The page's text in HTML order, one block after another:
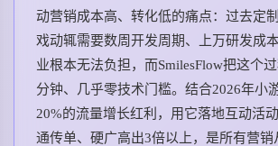
动营销成本高、转化低的痛点：过去定
戏动辄需要数周开发周期、上万研发成
业根本无法负担，而SmilesFlow把这个
分钟、几乎零技术门槛。结合2026年小
20%的流量增长红利，用它落地互动活
通传单、硬广高出3倍以上，是所有营销